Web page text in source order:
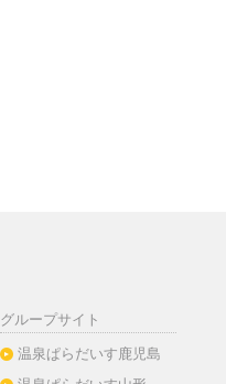
グループサイト
温泉ぱらだいす鹿児島